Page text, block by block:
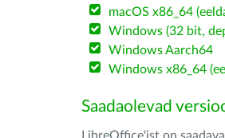
macOS x86_64
Windows (32 bit,
Windows Aarch64
Windows x86_64
Saadaolevad